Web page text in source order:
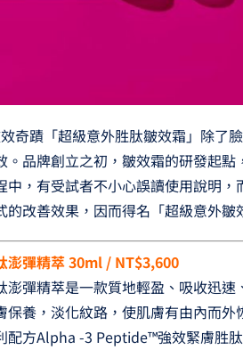
奇蹟「超級意外胜肽皺效霜」除了
。品牌創立之初，皺效霜的研發起
中，有受試者不小心誤讀使用說明
的改善效果，因而得名「超級意外皺
澎彈精萃 30ml / NT$3,600
澎彈精萃是一款質地輕盈、吸收迅
保養，淡化紋路，使肌膚有由內而
配方Alpha -3 Peptide™強效緊膚胜肽